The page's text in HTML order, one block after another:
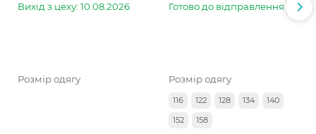
колоски
Вихід з цеху: 10.08.2026
Розмір одягу
Готово до відправлення
Розмір одягу
116 122 128 134
140
152
158